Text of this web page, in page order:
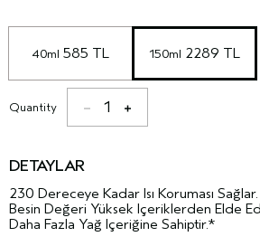
40ml 585 TL 150ml 2289 TL
Quantity 1
DETAYLAR
230 Dereceye Kadar Isı Koruması Sağlar.
Besin Değeri Yüksek Içeriklerden Elde
Daha Fazla Yağ Içeriğine Sahiptir.*